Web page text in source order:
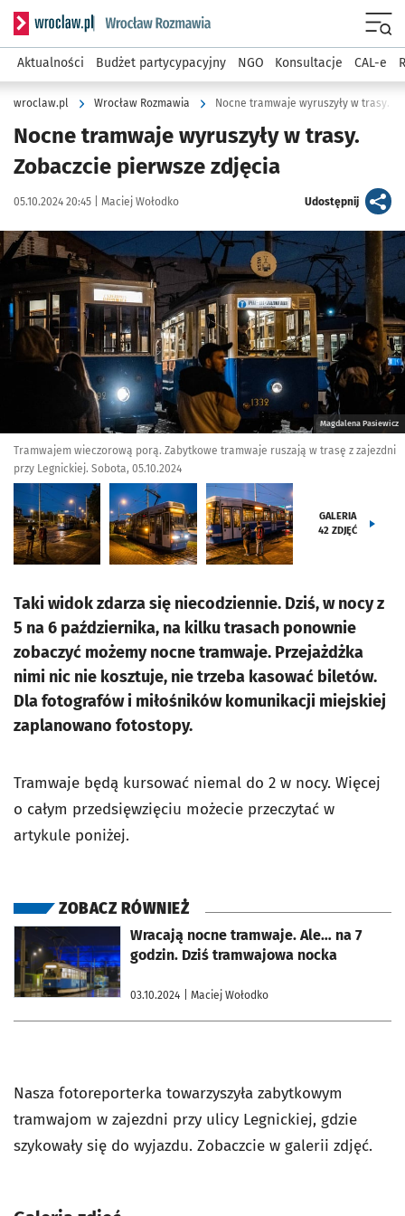
Serwis informacyjny wroclaw.pl podserwis: Rozmawia
Aktualności Budżet partycypacyjny NGO Konsultacje CAL-e
wroclaw.pl Wrocław Rozmawia Nocne tramwaje wyruszyły w trasy.
Nocne tramwaje wyruszyły w trasy.
Zobaczcie pierwsze zdjęcia
Data publikacji:
05.10.2024 20:45 | Autor:
Maciej Wołodko Udostępnijartykuł
Kliknij, aby zobaczyć galerię
Magdalena Pasiewicz
Tramwajem wieczorową porą. Zabytkowe tramwaje ruszają w trasę z zajezdni
przy Legnickiej. Sobota, 05.10.2024
GALERIA
42 ZDJĘĆ
Taki widok zdarza się niecodziennie. Dziś, w nocy z
5 na 6 października, na kilku trasach ponownie
zobaczyć możemy nocne tramwaje. Przejażdżka
nimi nic nie kosztuje, nie trzeba kasować biletów.
Dla fotografów i miłośników komunikacji miejskiej
zaplanowano fotostopy.
Tramwaje będą kursować niemal do 2 w nocy. Więcej
o całym przedsięwzięciu możecie przeczytać w
artykule poniżej.
ZOBACZ RÓWNIEŻ
Wracają nocne tramwaje. Ale… na 7
godzin. Dziś tramwajowa nocka
03.10.2024 | Maciej Wołodko
otworzy się w nowej karcie
Nasza fotoreporterka towarzyszyła zabytkowym
tramwajom w zajezdni przy ulicy Legnickiej, gdzie
szykowały się do wyjazdu. Zobaczcie w galerii zdjęć.